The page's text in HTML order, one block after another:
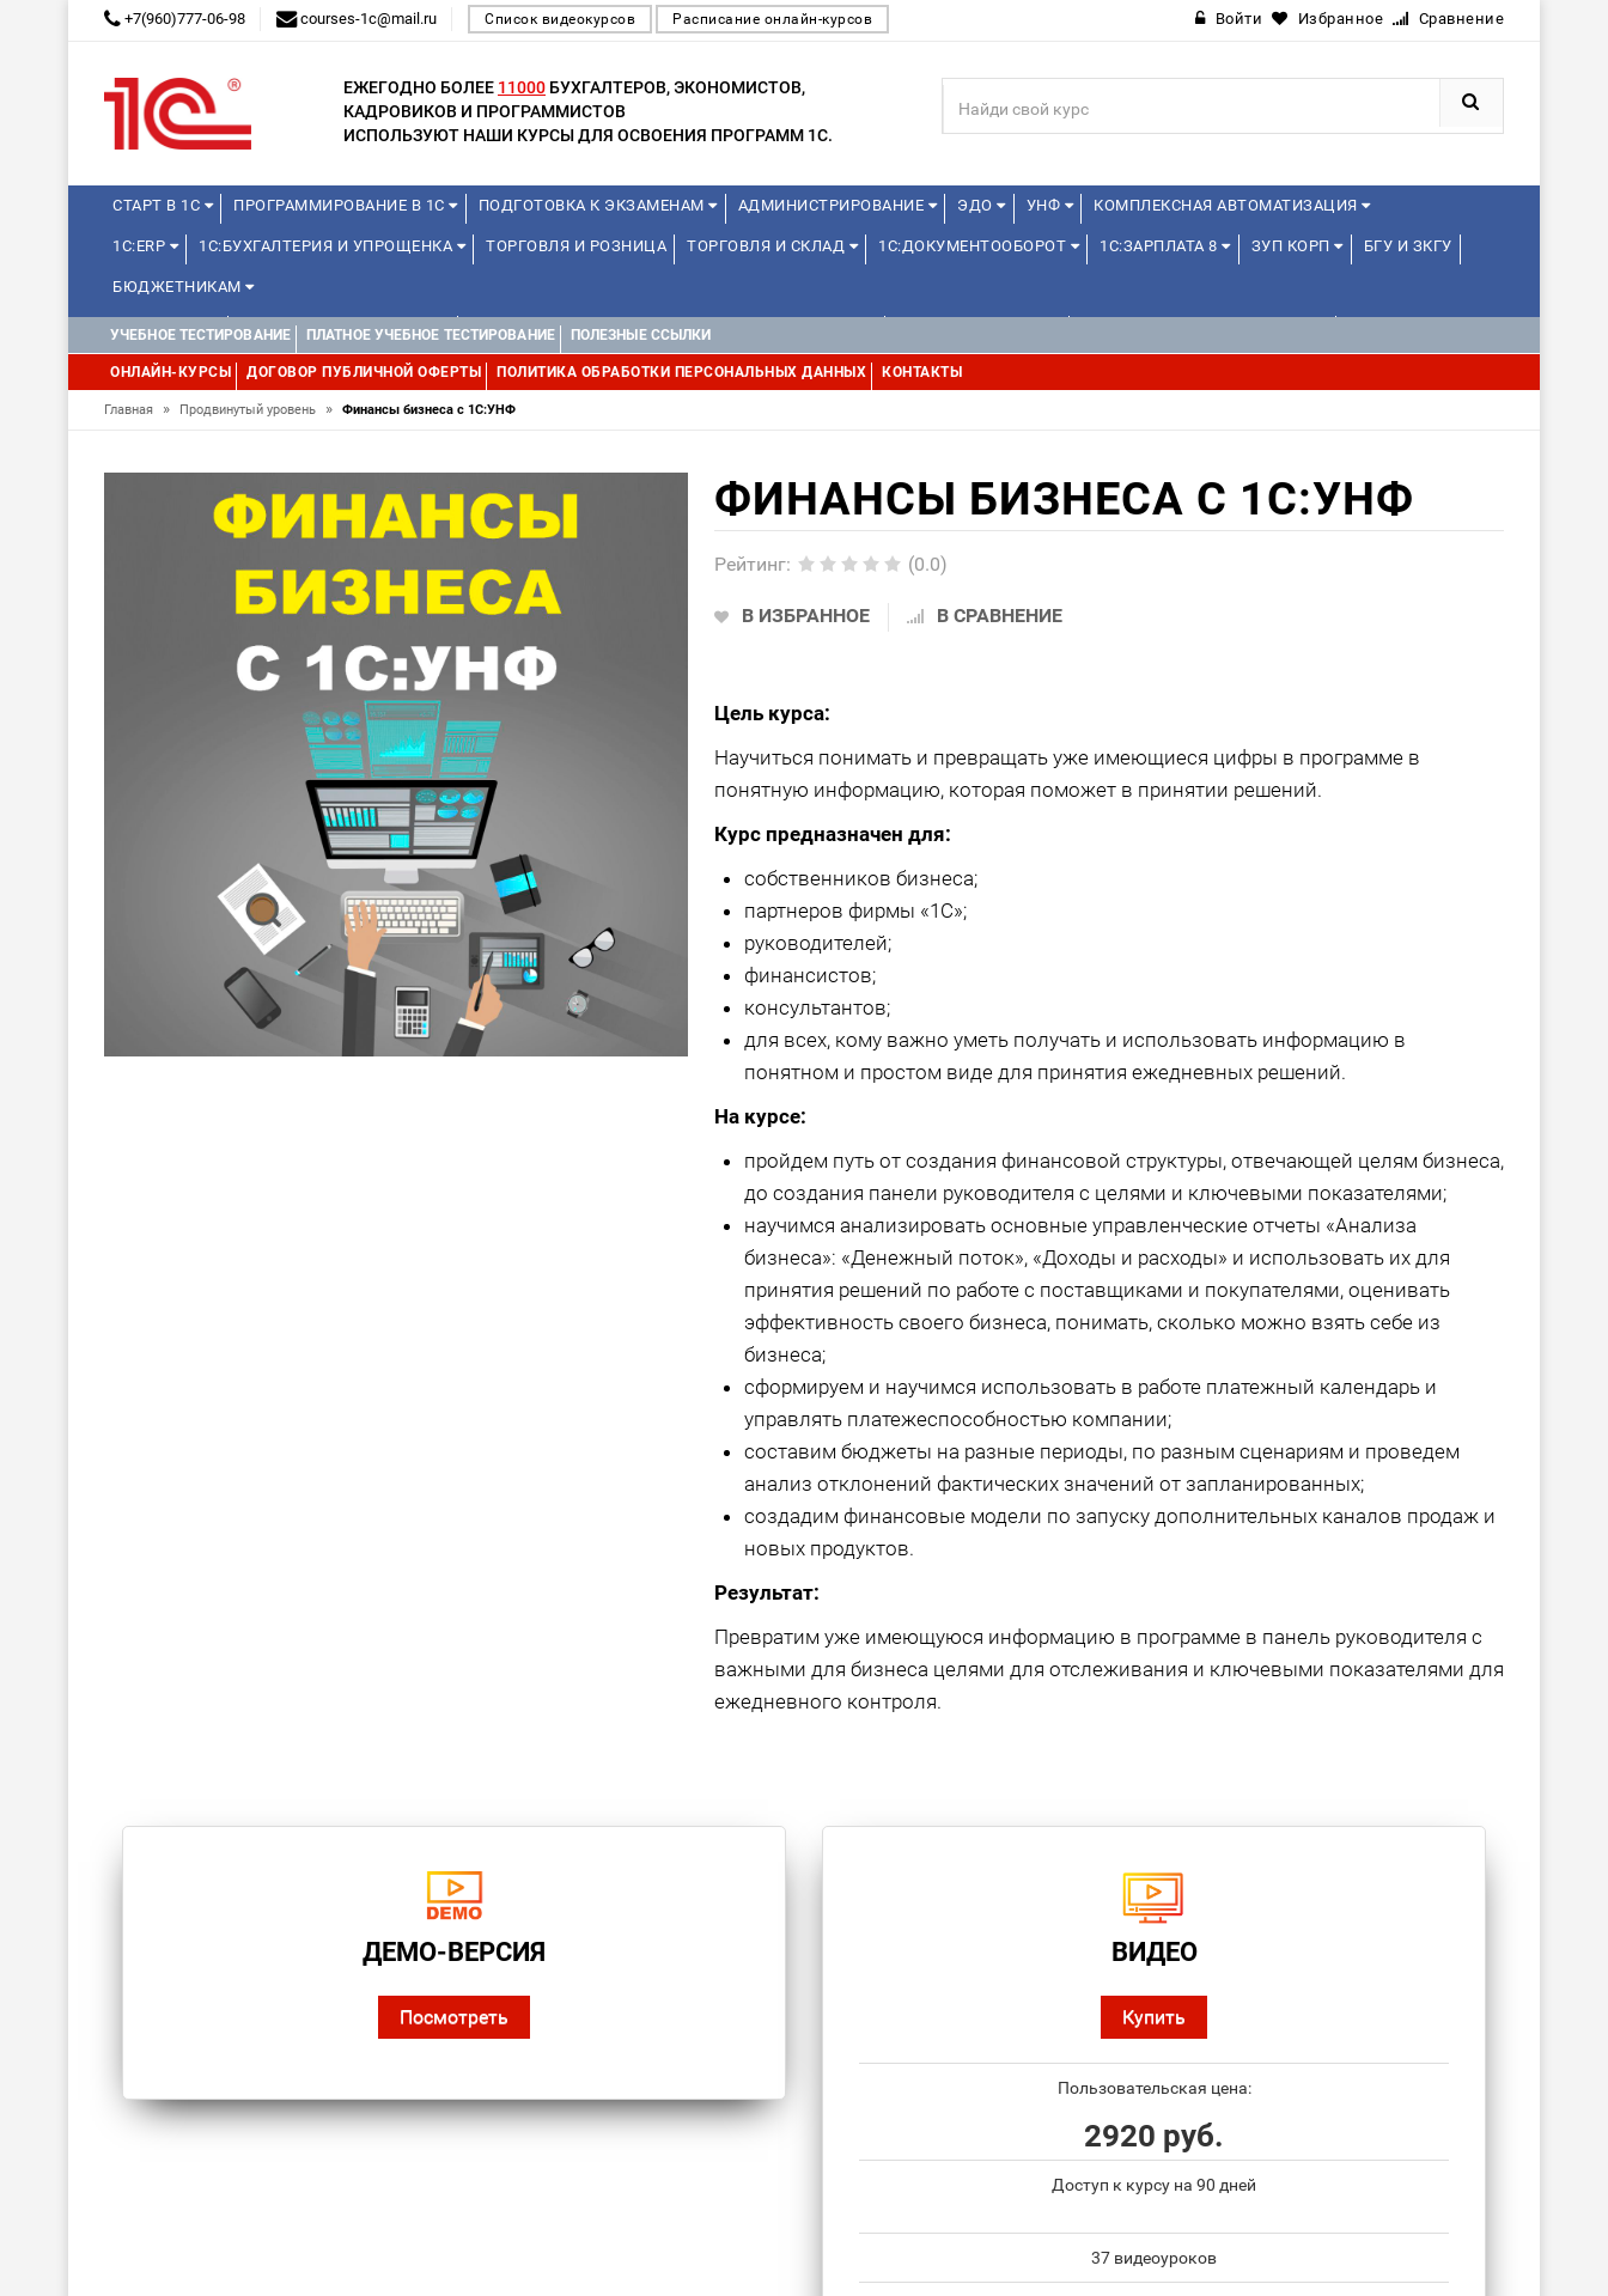
+7(960)777-06-98 courses-1c@mail.ru Список видеокурсов Расписание онлайн-курсов Войти Избранное Сравнение
ЕЖЕГОДНО БОЛЕЕ 11000 БУХГАЛТЕРОВ, ЭКОНОМИСТОВ,
КАДРОВИКОВ И ПРОГРАММИСТОВ
ИСПОЛЬЗУЮТ НАШИ КУРСЫ ДЛЯ ОСВОЕНИЯ ПРОГРАММ 1С.
СТАРТ В 1С ПРОГРАММИРОВАНИЕ В 1С ПОДГОТОВКА К ЭКЗАМЕНАМ АДМИНИСТРИРОВАНИЕ ЭДО УНФ КОМПЛЕКСНАЯ АВТОМАТИЗАЦИЯ
1С:ERP 1С:БУХГАЛТЕРИЯ И УПРОЩЕНКА ТОРГОВЛЯ И РОЗНИЦА ТОРГОВЛЯ И СКЛАД 1С:ДОКУМЕНТООБОРОТ 1С:ЗАРПЛАТА 8 ЗУП КОРП БГУ И ЗКГУ
БЮДЖЕТНИКАМ
МИНИ-КУРСЫ КУРСЫ ДЛЯ ШКОЛЬНИКОВ КУРСЫ ДЛЯ ПРЕПОДАВАТЕЛЕЙ ШКОЛЬНЫХ КУРСОВ
УПРАВЛЕНИЕ ПРОЕКТАМИ УПРАВЛЕНЦАМ ДРУГИЕ 1С:МЕДИЦИНА WEB, JAVA И ANDROID
УЧЕБНОЕ ТЕСТИРОВАНИЕ ПЛАТНОЕ УЧЕБНОЕ ТЕСТИРОВАНИЕ ПОЛЕЗНЫЕ ССЫЛКИ
ОНЛАЙН-КУРСЫ ДОГОВОР ПУБЛИЧНОЙ ОФЕРТЫ ПОЛИТИКА ОБРАБОТКИ ПЕРСОНАЛЬНЫХ ДАННЫХ КОНТАКТЫ
Главная » Продвинутый уровень » Финансы бизнеса с 1С:УНФ
ФИНАНСЫ БИЗНЕСА С 1С:УНФ
Рейтинг: (0.0)
В ИЗБРАННОЕ В СРАВНЕНИЕ
Цель курса:
Научиться понимать и превращать уже имеющиеся цифры в программе в
понятную информацию, которая поможет в принятии решений.
Курс предназначен для:
собственников бизнеса;
партнеров фирмы «1С»;
руководителей;
финансистов;
консультантов;
для всех, кому важно уметь получать и использовать информацию в
понятном и простом виде для принятия ежедневных решений.
На курсе:
пройдем путь от создания финансовой структуры, отвечающей целям бизнеса,
до создания панели руководителя с целями и ключевыми показателями;
научимся анализировать основные управленческие отчеты «Анализа
бизнеса»: «Денежный поток», «Доходы и расходы» и использовать их для
принятия решений по работе с поставщиками и покупателями, оценивать
эффективность своего бизнеса, понимать, сколько можно взять себе из
бизнеса;
сформируем и научимся использовать в работе платежный календарь и
управлять платежеспособностью компании;
составим бюджеты на разные периоды, по разным сценариям и проведем
анализ отклонений фактических значений от запланированных;
создадим финансовые модели по запуску дополнительных каналов продаж и
новых продуктов.
Результат:
Превратим уже имеющуюся информацию в программе в панель руководителя с
важными для бизнеса целями для отслеживания и ключевыми показателями для
ежедневного контроля.
ДЕМО-ВЕРСИЯ
Посмотреть
ВИДЕО
Купить
Пользовательская цена:
2920 руб.
Доступ к курсу на 90 дней
37 видеоуроков